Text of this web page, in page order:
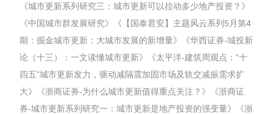
《城市更新系列研究三：城市更新可以拉动多少地产投资？》
《中国城市群发展研究》《【国泰君安】主题风云系列5月第4
期：掘金城市更新：大城市发展的新增量》《华西证券-城投新
论（十三）：一文读懂城市更新》《太平洋-建筑周观点：“十
四五”城市更新发力，驱动减隔震加固市场及轨交减振需求扩
大》《浙商证券-为什么城市更新值得重点关注？》《浙商证
券-城市更新系列研究一：城市更新是地产投资的强变量》《浙